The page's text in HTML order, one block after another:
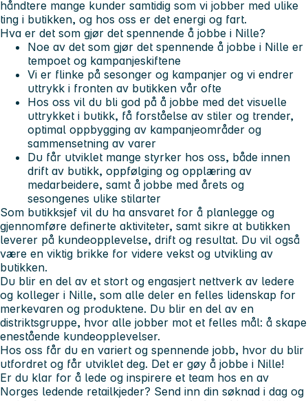
håndtere mange kunder samtidig som vi jobber med ulike
ting i butikken, og hos oss er det energi og fart.
Hva er det som gjør det spennende å jobbe i Nille?
Noe av det som gjør det spennende å jobbe i Nille er
tempoet og kampanjeskiftene
Vi er flinke på sesonger og kampanjer og vi endrer
uttrykk i fronten av butikken vår ofte
Hos oss vil du bli god på å jobbe med det visuelle
uttrykket i butikk, få forståelse av stiler og trender,
optimal oppbygging av kampanjeområder og
sammensetning av varer
Du får utviklet mange styrker hos oss, både innen
drift av butikk, oppfølging og opplæring av
medarbeidere, samt å jobbe med årets og
sesongenes ulike stilarter
Som butikksjef vil du ha ansvaret for å planlegge og
gjennomføre definerte aktiviteter, samt sikre at butikken
leverer på kundeopplevelse, drift og resultat. Du vil også
være en viktig brikke for videre vekst og utvikling av
butikken.
Du blir en del av et stort og engasjert nettverk av ledere
og kolleger i Nille, som alle deler en felles lidenskap for
merkevaren og produktene. Du blir en del av en
distriktsgruppe, hvor alle jobber mot et felles mål: å skape
enestående kundeopplevelser.
Hos oss får du en variert og spennende jobb, hvor du blir
utfordret og får utviklet deg. Det er gøy å jobbe i Nille!
Er du klar for å lede og inspirere et team hos en av
Norges ledende retailkjeder? Send inn din søknad i dag og